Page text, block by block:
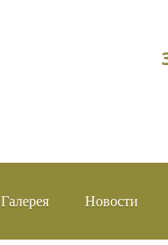
Галерея Новости